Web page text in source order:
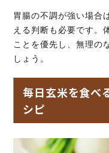
胃腸の不調が強い場合
える判断も必要です。
ことを優先し、無理の
しょう。
毎日玄米を食べ
シピ